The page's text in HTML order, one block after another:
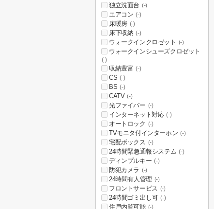
独立洗面台 (-)
エアコン (-)
床暖房 (-)
床下収納 (-)
ウォークインクロゼット (-)
ウォークインシューズクロゼット
(-)
収納豊富 (-)
CS (-)
BS (-)
CATV (-)
光ファイバー (-)
インターネット対応 (-)
オートロック (-)
TVモニタ付インターホン (-)
宅配ボックス (-)
24時間緊急通報システム (-)
ディンプルキー (-)
防犯カメラ (-)
24時間有人管理 (-)
フロントサービス (-)
24時間ゴミ出し可 (-)
住戸内覧可能 (-)